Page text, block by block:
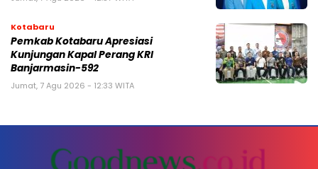
Kotabaru
Pemkab Kotabaru Apresiasi
Kunjungan Kapal Perang KRI
Banjarmasin-592
Jumat, 7 Agu 2026 - 12:33 WITA